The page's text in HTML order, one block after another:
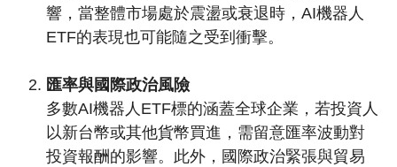
響，當整體市場處於震盪或衰退時，AI機器人
ETF的表現也可能隨之受到衝擊。
匯率與國際政治風險
多數AI機器人ETF標的涵蓋全球企業，若投資人
以新台幣或其他貨幣買進，需留意匯率波動對
投資報酬的影響。此外，國際政治緊張與貿易